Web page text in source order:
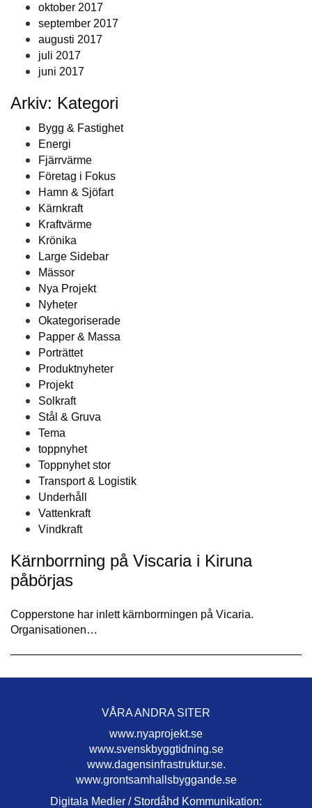
oktober 2017
september 2017
augusti 2017
juli 2017
juni 2017
Arkiv: Kategori
Bygg & Fastighet
Energi
Fjärrvärme
Företag i Fokus
Hamn & Sjöfart
Kärnkraft
Kraftvärme
Krönika
Large Sidebar
Mässor
Nya Projekt
Nyheter
Okategoriserade
Papper & Massa
Porträttet
Produktnyheter
Projekt
Solkraft
Stål & Gruva
Tema
toppnyhet
Toppnyhet stor
Transport & Logistik
Underhåll
Vattenkraft
Vindkraft
Kärnborrning på Viscaria i Kiruna
påbörjas
Copperstone har inlett kärnborrningen på Vicaria.
Organisationen…
VÅRA ANDRA SITER
www.nyaprojekt.se
www.svenskbyggtidning.se
www.dagensinfrastruktur.se.
www.grontsamhallsbyggande.se
Digitala Medier / Stordåhd Kommunikation: